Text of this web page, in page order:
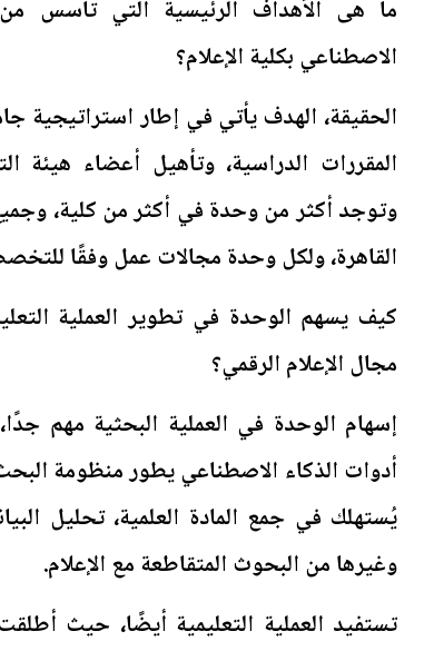
ما هى الأهداف الرئيسية التي تأسس
الاصطناعي بكلية الإعلام؟
الحقيقة، الهدف يأتي في إطار استراتيجية
المقررات الدراسية، وتأهيل أعضاء هيئة
وتوجد أكثر من وحدة في أكثر من كلية،
القاهرة، ولكل وحدة مجالات عمل وفقًا
كيف يسهم الوحدة في تطوير العملية
مجال الإعلام الرقمي؟
إسهام الوحدة في العملية البحثية مهم
أدوات الذكاء الاصطناعي يطور منظومة
يُستهلك في جمع المادة العلمية، تحليل
وغيرها من البحوث المتقاطعة مع الإعلام.
تستفيد العملية التعليمية أيضًا، حيث